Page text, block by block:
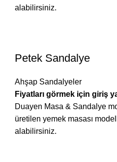
alabilirsiniz.
Petek Sandalye
Ahşap Sandalyeler
Fiyatları görmek için giriş
Duayen Masa & Sandalye
üretilen yemek masası
alabilirsiniz.